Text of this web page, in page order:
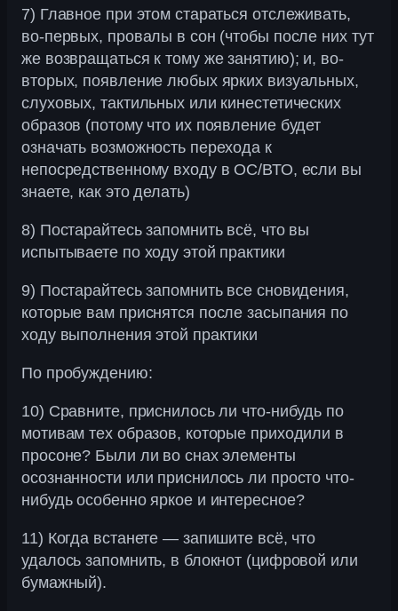
7) Главное при этом стараться отслеживать,
во-первых, провалы в сон (чтобы после них тут
же возвращаться к тому же занятию); и, во-
вторых, появление любых ярких визуальных,
слуховых, тактильных или кинестетических
образов (потому что их появление будет
означать возможность перехода к
непосредственному входу в ОС/ВТО, если вы
знаете, как это делать)
8) Постарайтесь запомнить всё, что вы
испытываете по ходу этой практики
9) Постарайтесь запомнить все сновидения,
которые вам приснятся после засыпания по
ходу выполнения этой практики
По пробуждению:
10) Сравните, приснилось ли что-нибудь по
мотивам тех образов, которые приходили в
просоне? Были ли во снах элементы
осознанности или приснилось ли просто что-
нибудь особенно яркое и интересное?
11) Когда встанете — запишите всё, что
удалось запомнить, в блокнот (цифровой или
бумажный).